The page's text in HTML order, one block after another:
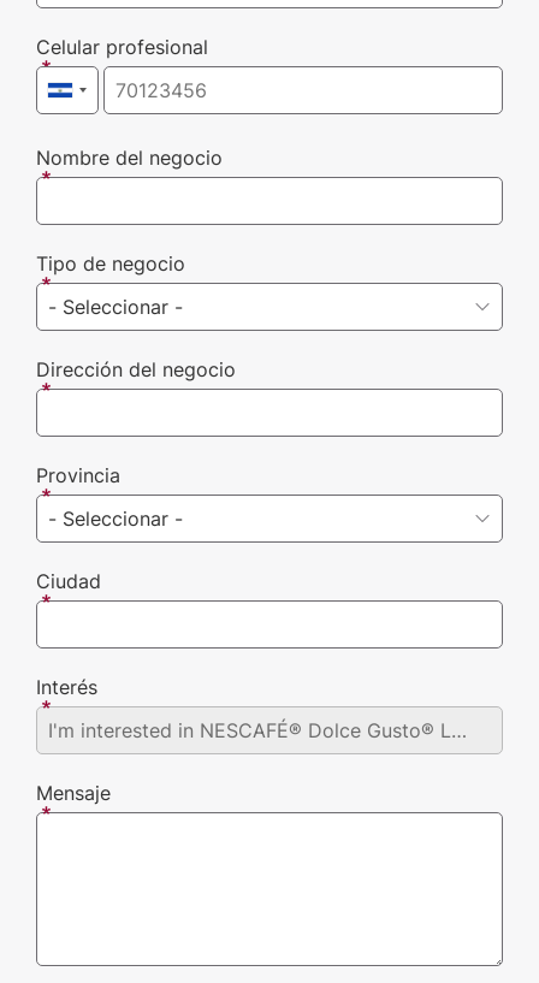
Celular profesional
Nombre del negocio
Tipo de negocio
Dirección del negocio
Provincia
Ciudad
Interés
Mensaje